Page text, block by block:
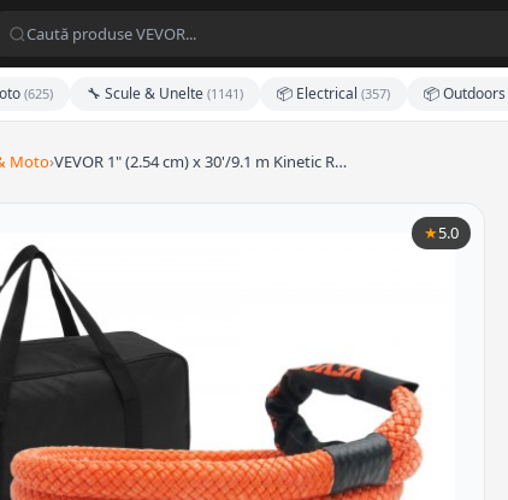
(625) 🔧 Scule & Unelte (1141) 📦 Electrical (357) 📦 Outdoors
Moto›VEVOR 1" (2.54 cm) x 30'/9.1 m Kinetic R…
★5.0